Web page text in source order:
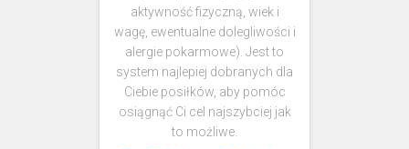
aktywność fizyczną, wiek i
wagę, ewentualne dolegliwości i
alergie pokarmowe). Jest to
system najlepiej dobranych dla
Ciebie posiłków, aby pomóc
osiągnąć Ci cel najszybciej jak
to możliwe.